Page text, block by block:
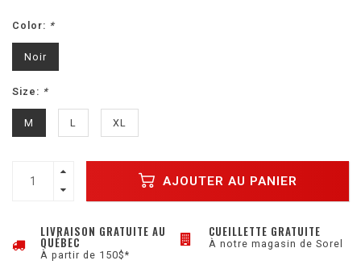
Color: *
Noir
Size: *
M L XL
AJOUTER AU PANIER
LIVRAISON GRATUITE AU
QUÉBEC
À partir de 150$*
CUEILLETTE GRATUITE
À notre magasin de Sorel